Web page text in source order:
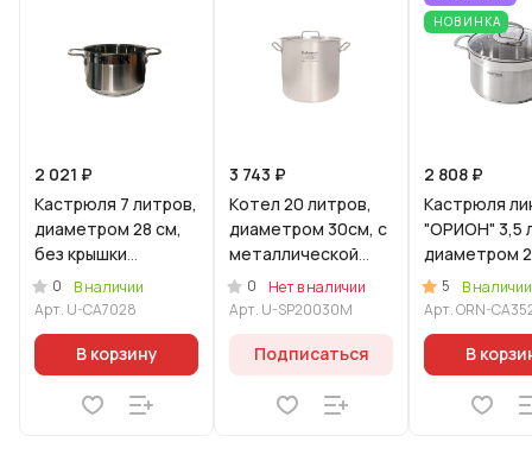
2 021 ₽
Кастрюля 7 литров,
диаметром 28 см,
без крышки
(Уцененный товар)
0
В наличии
Арт. U-CA7028
В корзину
3 743 ₽
Кoтeл 20 литров,
диаметром 30см, с
металлической
крышкой
(Уцененный товар)
0
Нет в наличии
Арт. U-SP20030M
Подписаться
НОВИНКА
2 808 ₽
Кастрюля
"ОРИОН" 3,5
диаметром
со
крышкой
5
В наличии
Арт.ORN-
В